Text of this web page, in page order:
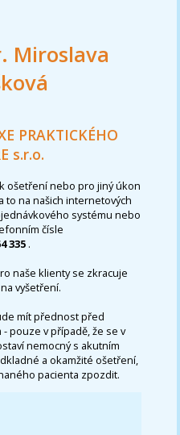
Miroslava
PRAKTICKÉHO
s.r.o.
ošetření nebo pro jiný úkon
na našich internetových
systému nebo
čísle
335 .
naše klienty se zkracuje
vyšetření.
mít přednost před
pouze v případě, že se v
nemocný s akutním
a okamžité ošetření,
pacienta zpozdit.